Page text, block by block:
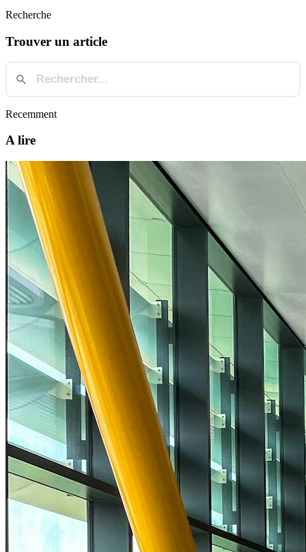
Recherche
Trouver un article
Recemment
A lire